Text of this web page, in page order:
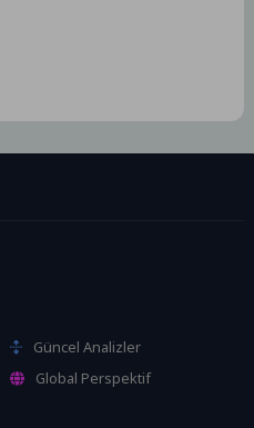
Güncel Analizler
Global Perspektif